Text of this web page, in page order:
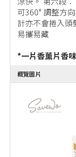
可360° 調整方
計亦不會捲入頭
易攜易藏
*一片香薰片香
概覽圖片